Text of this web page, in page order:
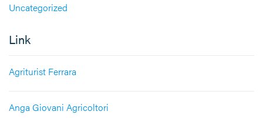
Uncategorized
Link
Agriturist Ferrara
Anga Giovani Agricoltori